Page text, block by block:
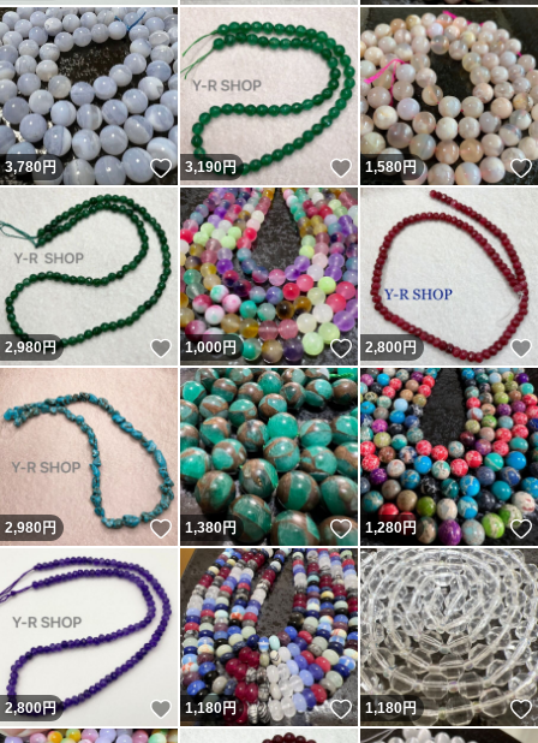
3,780円 いいね！
3,190円 いいね！
1,580円
2,980円 いいね！
1,000円 いいね！
2,800 円
2,980円 いいね！
1,380円 いいね！
1,280円
2,800円 いいね！
1,180円 いいね！
1,180円